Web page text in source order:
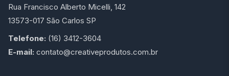
Rua Francisco Alberto Micelli, 142
13573-017 São Carlos SP
Telefone: (16) 3412-3604
E-mail: contato@creativeprodutos.com.br